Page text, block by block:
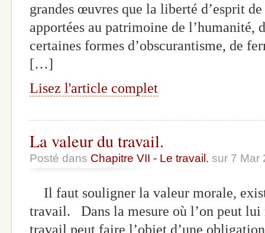
grandes œuvres que la liberté d’esprit
apportées au patrimoine de l’humanité,
certaines formes d’obscurantisme,
[…]
Lisez l'article complet
La valeur du travail.
Posté dans Chapitre VII - Le travail. sur 7 Mar
Il faut souligner la valeur morale,
travail. Dans la mesure où l’on peut lui
travail peut faire l’objet d’une